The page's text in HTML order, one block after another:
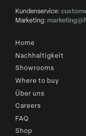
Kundenservice:
Marketing:
Home
Nachhaltigkeit
Showrooms
Where to buy
Über uns
Careers
FAQ
Shop